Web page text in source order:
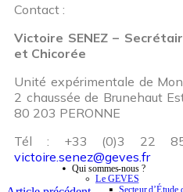
Contact :
Victoire SENEZ –
et Chicorée
Unité expérimentale de
2 chaussée de Brunehaut
80 203 PERONNE
Tél : +33 (0)3 22
victoire.senez@geves.fr
Qui sommes-nous ?
Le GEVES
Secteur d’Étude